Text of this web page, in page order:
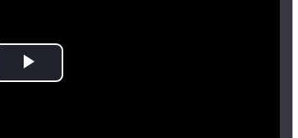
Play